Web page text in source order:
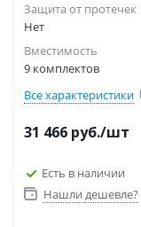
Защита от протечек
Нет
Вместимость
9 комплектов
Все характеристики
31 466 руб./шт
Есть в наличии
Нашли дешевле?